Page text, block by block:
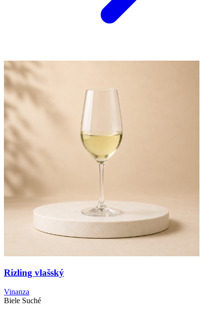
Rizling vlašský
Vinanza
Biele Suché